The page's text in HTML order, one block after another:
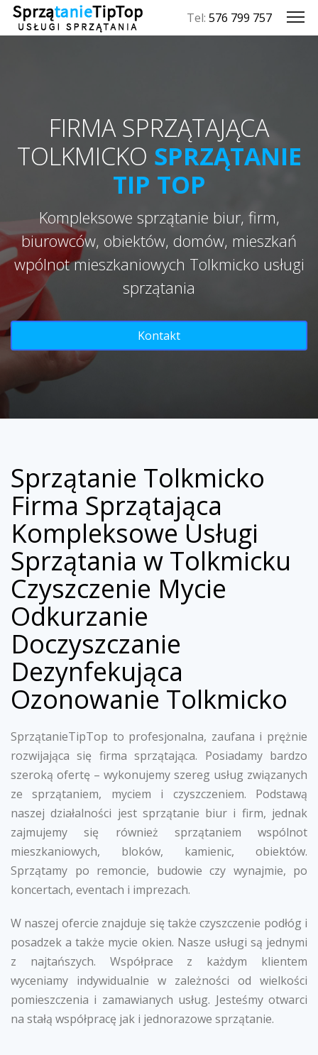
Tel: 576 799 757
FIRMA SPRZĄTAJĄCA
TOLKMICKO SPRZĄTANIE
TIP TOP
Kompleksowe sprzątanie biur, firm,
biurowców, obiektów, domów, mieszkań
wpólnot mieszkaniowych Tolkmicko usługi
sprzątania
Kontakt
Sprzątanie Tolkmicko
Firma Sprzątająca
Kompleksowe Usługi
Sprzątania w Tolkmicku
Czyszczenie Mycie
Odkurzanie
Doczyszczanie
Dezynfekująca
Ozonowanie Tolkmicko
SprzątanieTipTop to profesjonalna, zaufana i prężnie
rozwijająca się firma sprzątająca. Posiadamy bardzo
szeroką ofertę – wykonujemy szereg usług związanych
ze sprzątaniem, myciem i czyszczeniem. Podstawą
naszej działalności jest sprzątanie biur i firm, jednak
zajmujemy się również sprzątaniem wspólnot
mieszkaniowych, bloków, kamienic, obiektów.
Sprzątamy po remoncie, budowie czy wynajmie, po
koncertach, eventach i imprezach.
W naszej ofercie znajduje się także czyszczenie podłóg i
posadzek a także mycie okien. Nasze usługi są jednymi
z najtańszych. Współprace z każdym klientem
wyceniamy indywidualnie w zależności od wielkości
pomieszczenia i zamawianych usług. Jesteśmy otwarci
na stałą współpracę jak i jednorazowe sprzątanie.